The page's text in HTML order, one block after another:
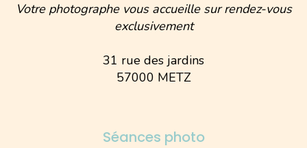
Votre photographe vous accueille sur rendez-vous
exclusivement
31 rue des jardins
57000 METZ
Séances photo